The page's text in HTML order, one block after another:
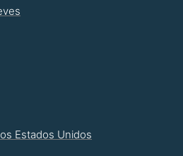
Estados Unidos